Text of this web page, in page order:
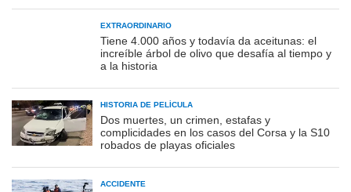
EXTRAORDINARIO
Tiene 4.000 años y todavía da aceitunas: el
increíble árbol de olivo que desafía al tiempo y
a la historia
HISTORIA DE PELÍCULA
Dos muertes, un crimen, estafas y
complicidades en los casos del Corsa y la S10
robados de playas oficiales
ACCIDENTE